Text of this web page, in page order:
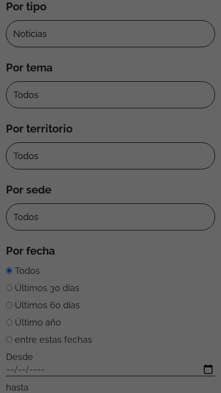
Por tipo
Por tema
Por territorio
Por sede
Por fecha
Todos
Últimos 30 días
Últimos 60 días
Último año
entre estas fechas
Desde
hasta